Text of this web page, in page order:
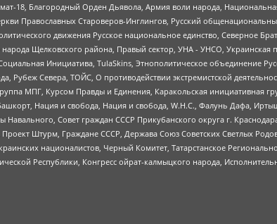
18, Благородный Орден Дьявола, Армия воли народа,
Православных Староверов-Инглингов, Русский
движения Русское национальное единство, Северное
Щелковского района, Правый сектор, УНА - УНСО, Украинская
Инициатива, TulaSkins, Этнополитическое объединение
Севера, ТОЙС, О противодействии экстремистской
МПГ, Курсом Правды и Единения, Каракольская инициативная
Нация и свобода, Нация и свобода, W.H.С., Фалунь Дафа,
Совет граждан СССР Прикубанского округа г.
Штурм, Граждане СССР, Держава Союз Советских Светлых
националистов, Черный Комитет, Татарстанское
Республики, Конгресс ойрат-калмыцкого народа,